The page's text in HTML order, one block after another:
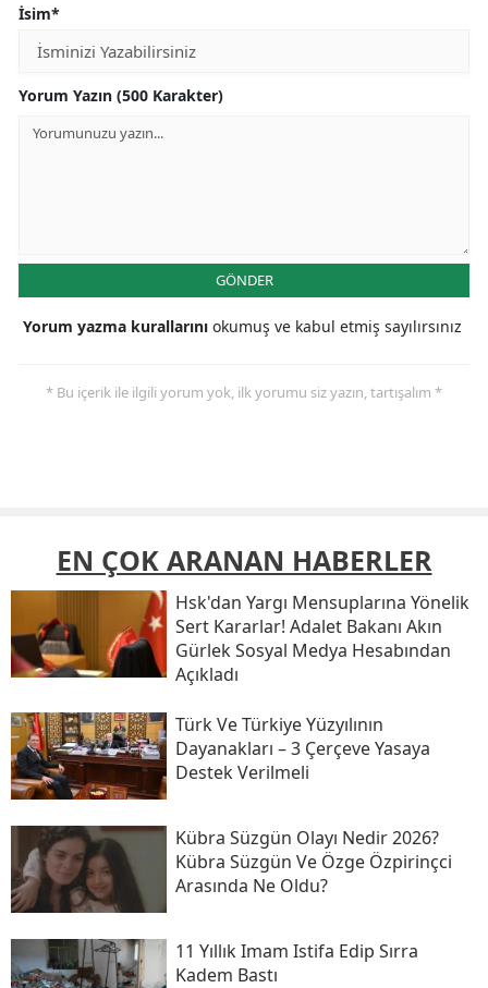
İsim*
Yorum Yazın (500 Karakter)
GÖNDER
Yorum yazma kurallarını okumuş ve kabul etmiş sayılırsınız
* Bu içerik ile ilgili yorum yok, ilk yorumu siz yazın, tartışalım *
EN ÇOK ARANAN HABERLER
Hsk'dan Yargı Mensuplarına Yönelik
Sert Kararlar! Adalet Bakanı Akın
Gürlek Sosyal Medya Hesabından
Açıkladı
Türk Ve Türkiye Yüzyılının
Dayanakları – 3 Çerçeve Yasaya
Destek Verilmeli
Kübra Süzgün Olayı Nedir 2026?
Kübra Süzgün Ve Özge Özpirinçci
Arasında Ne Oldu?
11 Yıllık Imam Istifa Edip Sırra
Kadem Bastı